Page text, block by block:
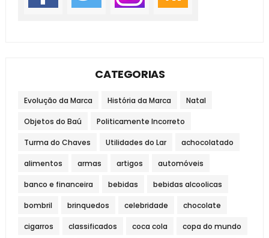
CATEGORIAS
Evolução da Marca História da Marca Natal
Objetos do Baú Politicamente Incorreto
Turma do Chaves Utilidades do Lar achocolatado
alimentos armas artigos automóveis
banco e financeira bebidas bebidas alcoolicas
bombril brinquedos celebridade chocolate
cigarros classificados coca cola copa do mundo